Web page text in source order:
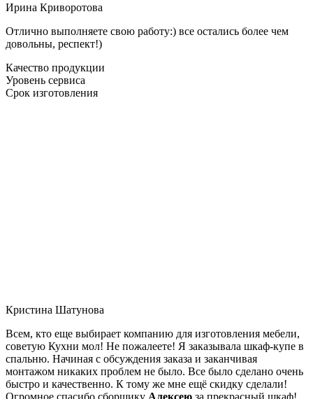
Ирина Криворотова
Отлично выполняете свою работу:) все остались более чем
довольны, респект!)
Качество продукции
Уровень сервиса
Срок изготовления
Кристина Шатунова
Всем, кто еще выбирает компанию для изготовления мебели,
советую Кухни мол! Не пожалеете! Я заказывала шкаф-купе в
спальню. Начиная с обсуждения заказа и заканчивая
монтажом никаких проблем не было. Все было сделано очень
быстро и качественно. К тому же мне ещё скидку сделали!
Огромное спасибо сборщику Алексею за прекрасный шкаф!